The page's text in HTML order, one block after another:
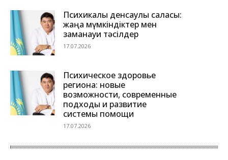
Психикалық денсаулық саласы:
жаңа мүмкіндіктер мен
заманауи тәсілдер
17.07.2026
Психическое здоровье
региона: новые
возможности, современные
подходы и развитие
системы помощи
17.07.2026